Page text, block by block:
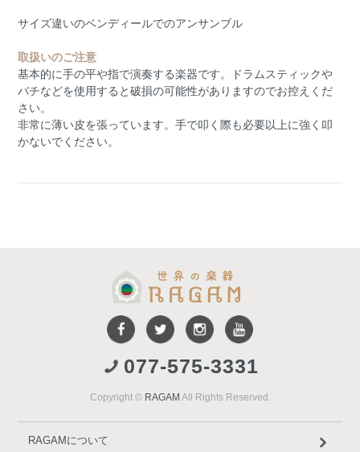
サイズ違いのベンディールでのアンサンブル
取扱いのご注意
基本的に手の平や指で演奏する楽器です。ドラムスティックや
バチなどを使用すると破損の可能性がありますのでお控えくだ
さい。
非常に薄い皮を張っています。手で叩く際も必要以上に強く叩
かないでください。
077-575-3331
Copyright © RAGAM All Rights Reserved.
RAGAMについて